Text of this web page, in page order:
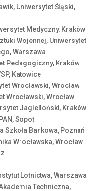
Uniwersytet Śląski,
Medyczny, Kraków
Wojennej, Uniwersytet
Warszawa
Pedagogiczny, Kraków
Katowice
Wrocławski, Wrocław
Wrocławski, Wrocław
Jagielloński, Kraków
Sopot
Szkoła Bankowa, Poznań
Wrocławska, Wrocław
Lotnictwa, Warszawa
Techniczna,